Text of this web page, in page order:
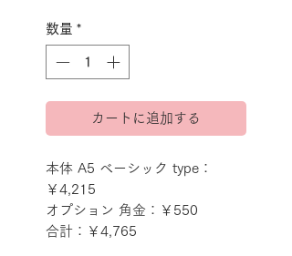
数量 *
カートに追加する
本体 A5 ベーシック type：
￥4,215
オプション 角金：￥550
合計：￥4,765